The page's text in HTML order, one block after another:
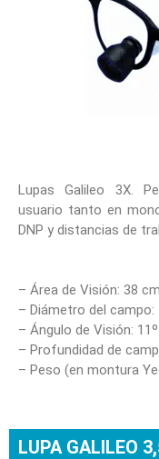
Lupas Galileo 3X.
usuario tanto en
DNP y distancias de
– Área de Visión: 38
– Diámetro del campo:
– Ángulo de Visión: 11º
– Profundidad de
– Peso (en montura
LUPA GALILEO